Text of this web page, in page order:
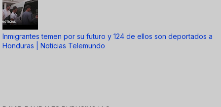
Inmigrantes temen por su futuro y 124 de ellos son deportados a
Honduras | Noticias Telemundo